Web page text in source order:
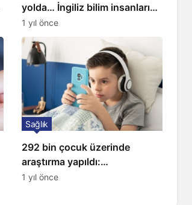
yolda… İngiliz bilim insanları
açıkladı!
1 yıl önce
292 bin çocuk üzerinde
araştırma yapıldı:
Uzmanlardan ailelere kritik
Sağlık
1 yıl önce